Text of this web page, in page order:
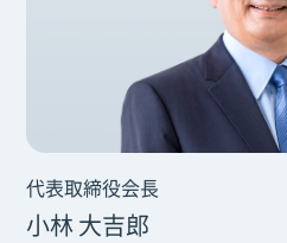
代表取締役会長
小林 大吉郎